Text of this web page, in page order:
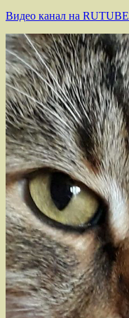
Видео канал на RUTUBE